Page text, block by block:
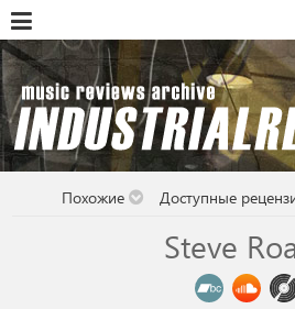
Похожие Доступные
Steve